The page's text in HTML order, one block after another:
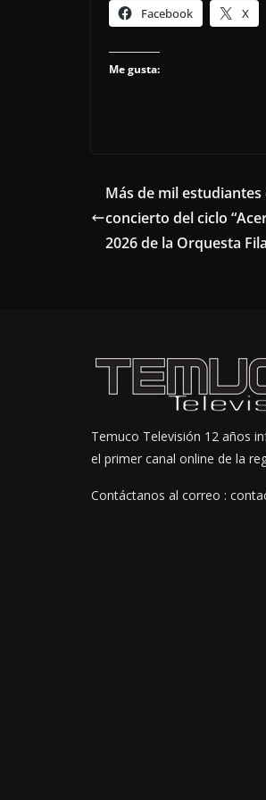
Facebook X
Me gusta:
Más de mil
concierto del ciclo
2026 de la Orquesta
Temuco Televisión 12 años
el primer canal online de la
Contáctanos al correo :